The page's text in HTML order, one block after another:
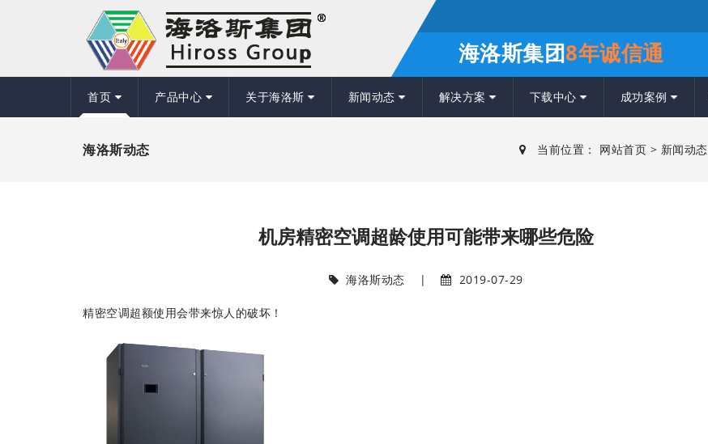
海洛斯集团8年诚信通
首页 产品中心 关于海洛斯 新闻动态 解决方案 下载中心 成功案例
海洛斯动态 当前位置： 网站首页 > 新闻动态
机房精密空调超龄使用可能带来哪些危险
海洛斯动态 | 2019-07-29
精密空调超额使用会带来惊人的破坏！